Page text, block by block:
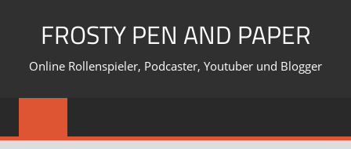
FROSTY PEN AND PAPER
Online Rollenspieler, Podcaster, Youtuber und Blogger